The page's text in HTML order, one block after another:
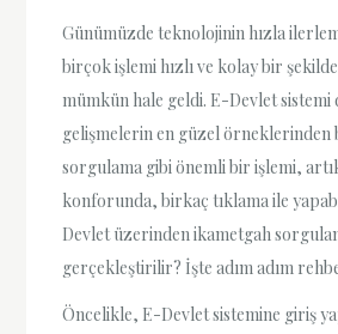
Günümüzde teknolojinin hızla
birçok işlemi hızlı ve kolay bir
mümkün hale geldi. E-Devlet
gelişmelerin en güzel
sorgulama gibi önemli bir işlemi,
konforunda, birkaç tıklama ile
Devlet üzerinden ikametgah
gerçekleştirilir? İşte adım adım
Öncelikle, E-Devlet sistemine giriş